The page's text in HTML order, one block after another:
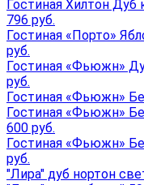
Гостиная Хилтон
796 руб.
Гостиная «Порто»
руб.
Гостиная «Фьюжн»
руб.
Гостиная «Фьюжн»
Гостиная «Фьюжн»
600 руб.
Гостиная «Фьюжн»
руб.
"Лира" дуб нортон